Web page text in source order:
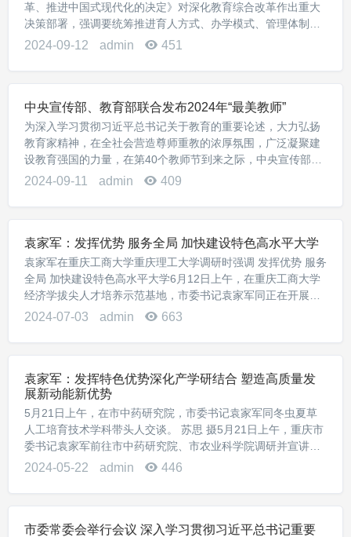
革、推进中国式现代化的决定》对深化教育综合改革作出重大
决策部署，强调要统筹推进育人方式、办学模式、管理体制、
保障机制改革，加快建设高质量教育体系，对我们深入推进高
2024-09-12 admin 451
中央宣传部、教育部联合发布2024年“最美教师”
为深入学习贯彻习近平总书记关于教育的重要论述，大力弘扬
教育家精神，在全社会营造尊师重教的浓厚氛围，广泛凝聚建
设教育强国的力量，在第40个教师节到来之际，中央宣传部、
教育部向全社会发布了2024年“最美教师”。李校堃、王芬、刘
2024-09-11 admin 409
袁家军：发挥优势 服务全局 加快建设特色高水平大学
袁家军在重庆工商大学重庆理工大学调研时强调 发挥优势 服务
全局 加快建设特色高水平大学6月12日上午，在重庆工商大学
经济学拔尖人才培养示范基地，市委书记袁家军同正在开展学
术研讨的师生互动交流。6月12日上午，市委书记袁家军前往
2024-07-03 admin 663
袁家军：发挥特色优势深化产学研结合 塑造高质量发
展新动能新优势
5月21日上午，在市中药研究院，市委书记袁家军同冬虫夏草
人工培育技术学科带头人交谈。 苏思 摄5月21日上午，重庆市
委书记袁家军前往市中药研究院、市农业科学院调研并宣讲习
近平总书记视察重庆重要讲话重要指示精神。袁家军强调，要
2024-05-22 admin 446
市委常委会举行会议 深入学习贯彻习近平总书记重要